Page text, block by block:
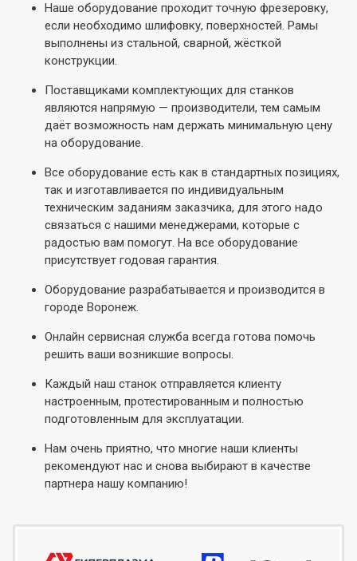
Наше оборудование проходит точную фрезеровку,
если необходимо шлифовку, поверхностей. Рамы
выполнены из стальной, сварной, жёсткой
конструкции.
Поставщиками комплектующих для станков
являются напрямую — производители, тем самым
даёт возможность нам держать минимальную цену
на оборудование.
Все оборудование есть как в стандартных позициях,
так и изготавливается по индивидуальным
техническим заданиям заказчика, для этого надо
связаться с нашими менеджерами, которые с
радостью вам помогут. На все оборудование
присутствует годовая гарантия.
Оборудование разрабатывается и производится в
городе Воронеж.
Онлайн сервисная служба всегда готова помочь
решить ваши возникшие вопросы.
Каждый наш станок отправляется клиенту
настроенным, протестированным и полностью
подготовленным для эксплуатации.
Нам очень приятно, что многие наши клиенты
рекомендуют нас и снова выбирают в качестве
партнера нашу компанию!